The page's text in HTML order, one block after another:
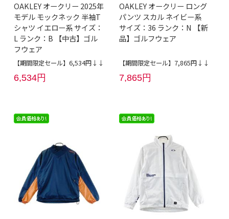
OAKLEY オークリー 2025年
モデル モックネック 半袖T
シャツ イエロー系 サイズ：
L ランク：B 【中古】ゴル
フウェア
【期間限定セール】6,534円↓↓
6,534円
OAKLEY オークリー ロング
パンツ スカル ネイビー系
サイズ：36 ランク：N 【新
品】ゴルフウェア
【期間限定セール】7,865円↓↓
7,865円